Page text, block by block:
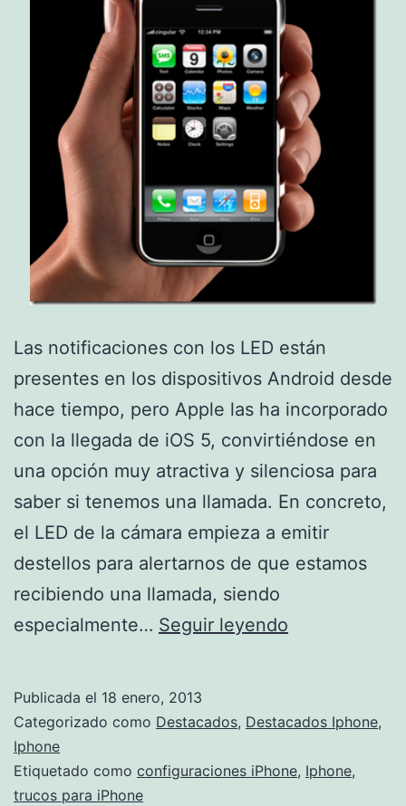
Las notificaciones con los LED están
presentes en los dispositivos Android desde
hace tiempo, pero Apple las ha incorporado
con la llegada de iOS 5, convirtiéndose en
una opción muy atractiva y silenciosa para
saber si tenemos una llamada. En concreto,
el LED de la cámara empieza a emitir
destellos para alertarnos de que estamos
recibiendo una llamada, siendo
especialmente… Seguir leyendo
iPhone
avise
Publicada el 18 enero, 2013
Categorizado como Destacados, Destacados Iphone,
Iphone
Etiquetado como configuraciones iPhone, Iphone,
trucos para iPhone